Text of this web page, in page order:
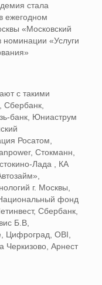
стала
ежегодном
«Московский
номинации «Услуги
с такими
Сбербанк,
банк, Юниаструм
Росатом,
Стокманн,
Лада , КА
г. Москвы,
фонд
Сбербанк,
Б.В,
Цифроград, OBI,
Черкизово, Арнест